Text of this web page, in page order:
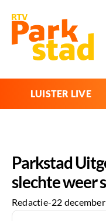
LUISTER LIVE
Parkstad
slechte weer
Redactie-22